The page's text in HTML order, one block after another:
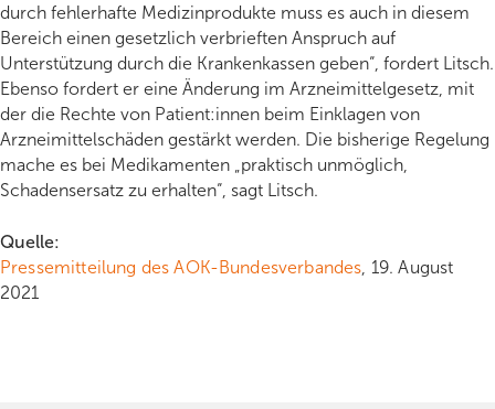
durch fehlerhafte Medizinprodukte muss es auch in diesem
Bereich einen gesetzlich verbrieften Anspruch auf
Unterstützung durch die Krankenkassen geben“, fordert Litsch.
Ebenso fordert er eine Änderung im Arzneimittelgesetz, mit
der die Rechte von Patient:innen beim Einklagen von
Arzneimittelschäden gestärkt werden. Die bisherige Regelung
mache es bei Medikamenten „praktisch unmöglich,
Schadensersatz zu erhalten“, sagt Litsch.
Quelle:
Pressemitteilung des AOK-Bundesverbandes , 19. August
2021